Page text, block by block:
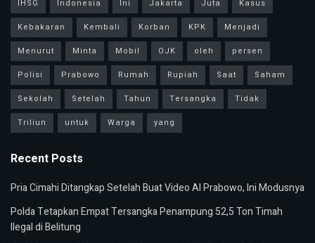
IHSG
Indonesia Ini Jakarta Juta
Kasus
Kebakaran
Kembali Korban KPK
Menjadi
Menurut
Minta Mobil OJK oleh
persen
Polisi
Prabowo Rumah Rupiah Saat
Saham
Sekolah
Setelah Tahun Tersangka
Tidak
Triliun
untuk Warga yang
Recent Posts
Pria Cimahi Ditangkap Setelah Buat Video AI Prabowo, Ini Modusnya
Polda Tetapkan Empat Tersangka Penampung 52,5 Ton Timah
Ilegal di Belitung